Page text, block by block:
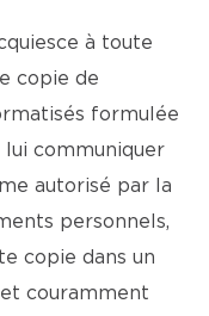
à toute
copie de
formulée
lui communiquer
autorisé par la
personnels,
copie dans un
couramment